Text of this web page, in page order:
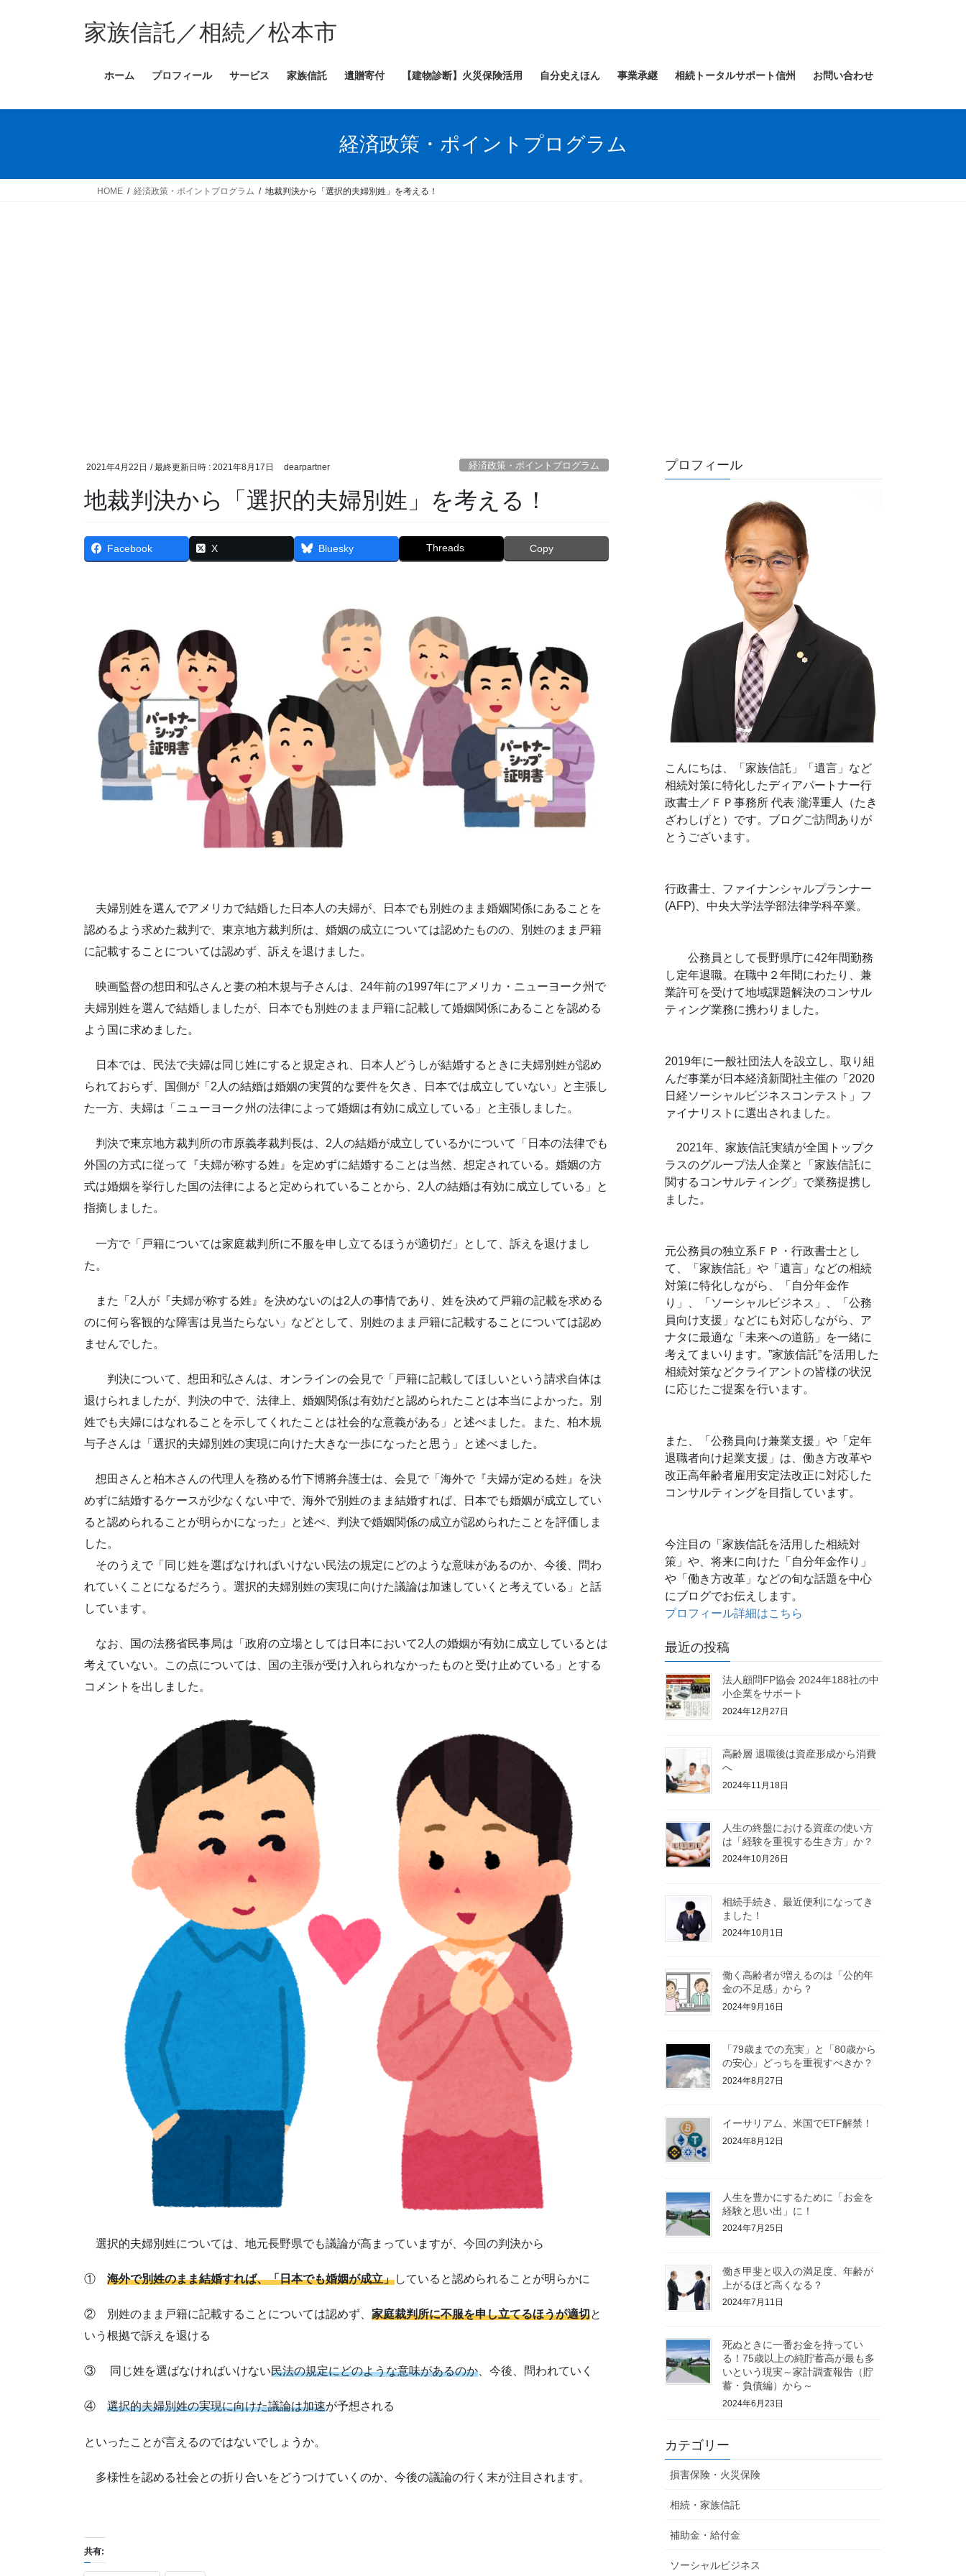
ス
ン
家族信託／相続／松本市
ホーム プロフィール サービス 家族信託 遺贈寄付 【建物診断】火災保険活用 自分史えほん 事業承継 相続トータルサポート信州 お問い合わせ
経済政策・ポイントプログラム
HOME 経済政策・ポイントプログラム 地裁判決から「選択的夫婦別姓」を考える！
2021年4月22日 / 最終更新日時 : 2021年8月17日 dearpartner 経済政策・ポイントプログラム
地裁判決から「選択的夫婦別姓」を考える！
Facebook X Bluesky Threads Copy
夫婦別姓を選んでアメリカで結婚した日本人の夫婦が、日本でも別姓のまま婚姻関係にあることを
認めるよう求めた裁判で、東京地方裁判所は、婚姻の成立については認めたものの、別姓のまま戸籍
に記載することについては認めず、訴えを退けました。
映画監督の想田和弘さんと妻の柏木規与子さんは、24年前の1997年にアメリカ・ニューヨーク州で
夫婦別姓を選んで結婚しましたが、日本でも別姓のまま戸籍に記載して婚姻関係にあることを認める
よう国に求めました。
日本では、民法で夫婦は同じ姓にすると規定され、日本人どうしが結婚するときに夫婦別姓が認め
られておらず、国側が「2人の結婚は婚姻の実質的な要件を欠き、日本では成立していない」と主張し
た一方、夫婦は「ニューヨーク州の法律によって婚姻は有効に成立している」と主張しました。
判決で東京地方裁判所の市原義孝裁判長は、2人の結婚が成立しているかについて「日本の法律でも
外国の方式に従って『夫婦が称する姓』を定めずに結婚することは当然、想定されている。婚姻の方
式は婚姻を挙行した国の法律によると定められていることから、2人の結婚は有効に成立している」と
指摘しました。
一方で「戸籍については家庭裁判所に不服を申し立てるほうが適切だ」として、訴えを退けまし
た。
また「2人が『夫婦が称する姓』を決めないのは2人の事情であり、姓を決めて戸籍の記載を求める
のに何ら客観的な障害は見当たらない」などとして、別姓のまま戸籍に記載することについては認め
ませんでした。
判決について、想田和弘さんは、オンラインの会見で「戸籍に記載してほしいという請求自体は
退けられましたが、判決の中で、法律上、婚姻関係は有効だと認められたことは本当によかった。別
姓でも夫婦にはなれることを示してくれたことは社会的な意義がある」と述べました。また、柏木規
与子さんは「選択的夫婦別姓の実現に向けた大きな一歩になったと思う」と述べました。
想田さんと柏木さんの代理人を務める竹下博將弁護士は、会見で「海外で『夫婦が定める姓』を決
めずに結婚するケースが少なくない中で、海外で別姓のまま結婚すれば、日本でも婚姻が成立してい
ると認められることが明らかになった」と述べ、判決で婚姻関係の成立が認められたことを評価しま
した。
そのうえで「同じ姓を選ばなければいけない民法の規定にどのような意味があるのか、今後、問わ
れていくことになるだろう。選択的夫婦別姓の実現に向けた議論は加速していくと考えている」と話
しています。
なお、国の法務省民事局は「政府の立場としては日本において2人の婚姻が有効に成立しているとは
考えていない。この点については、国の主張が受け入れられなかったものと受け止めている」とする
コメントを出しました。
選択的夫婦別姓については、地元長野県でも議論が高まっていますが、今回の判決から
① 海外で別姓のまま結婚すれば、「日本でも婚姻が成立」していると認められることが明らかに
② 別姓のまま戸籍に記載することについては認めず、 家庭裁判所に不服を申し立てるほうが適切と
いう根拠で訴えを退ける
③ 同じ姓を選ばなければいけない民法の規定にどのような意味があるのか 、今後、問われていく
④ 選択的夫婦別姓の実現に向けた議論は加速が予想される
といったことが言えるのではないでしょうか。
多様性を認める社会との折り合いをどうつけていくのか、今後の議論の行く末が注目されます。
共有:
プロフィール
こんにちは、「家族信託」「遺言」など
相続対策に特化したディアパートナー行
政書士／ＦＰ事務所 代表 瀧澤重人（たき
ざわしげと）です。ブログご訪問ありが
とうございます。
行政書士、ファイナンシャルプランナー
(AFP)、中央大学法学部法律学科卒業。
公務員として長野県庁に42年間勤務
し定年退職。在職中２年間にわたり、兼
業許可を受けて地域課題解決のコンサル
ティング業務に携わりました。
2019年に一般社団法人を設立し、取り組
んだ事業が日本経済新聞社主催の「2020
日経ソーシャルビジネスコンテスト」フ
ァイナリストに選出されました。
2021年、家族信託実績が全国トップク
ラスのグループ法人企業と「家族信託に
関するコンサルティング」で業務提携し
ました。
元公務員の独立系ＦＰ・行政書士とし
て、「家族信託」や「遺言」などの相続
対策に特化しながら、「自分年金作
り」、「ソーシャルビジネス」、「公務
員向け支援」などにも対応しながら、ア
ナタに最適な「未来への道筋」を一緒に
考えてまいります。”家族信託”を活用した
相続対策などクライアントの皆様の状況
に応じたご提案を行います。
また、「公務員向け兼業支援」や「定年
退職者向け起業支援」は、働き方改革や
改正高年齢者雇用安定法改正に対応した
コンサルティングを目指しています。
今注目の「家族信託を活用した相続対
策」や、将来に向けた「自分年金作り」
や「働き方改革」などの旬な話題を中心
にブログでお伝えします。
プロフィール詳細はこちら
最近の投稿
法人顧問FP協会 2024年188社の中
小企業をサポート
2024年12月27日
高齢層 退職後は資産形成から消費
へ
2024年11月18日
人生の終盤における資産の使い方
は「経験を重視する生き方」か？
2024年10月26日
相続手続き、最近便利になってき
ました！
2024年10月1日
働く高齢者が増えるのは「公的年
金の不足感」から？
2024年9月16日
「79歳までの充実」と「80歳から
の安心」どっちを重視すべきか？
2024年8月27日
イーサリアム、米国でETF解禁！
2024年8月12日
人生を豊かにするために「お金を
経験と思い出」に！
2024年7月25日
働き甲斐と収入の満足度、年齢が
上がるほど高くなる？
2024年7月11日
死ぬときに一番お金を持ってい
る！75歳以上の純貯蓄高が最も多
いという現実～家計調査報告（貯
蓄・負債編）から～
2024年6月23日
カテゴリー
損害保険・火災保険
相続・家族信託
補助金・給付金
ソーシャルビジネス